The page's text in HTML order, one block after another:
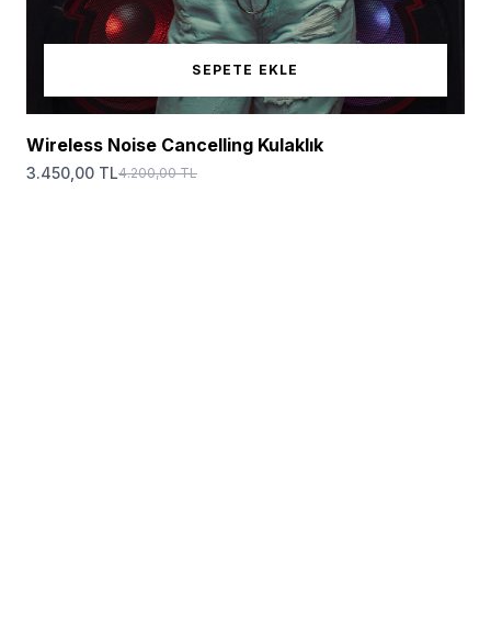
SEPETE EKLE
Wireless Noise Cancelling Kulaklık
3.450,00 TL4.200,00 TL